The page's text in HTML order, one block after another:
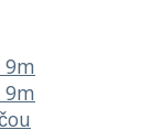
9m
9m